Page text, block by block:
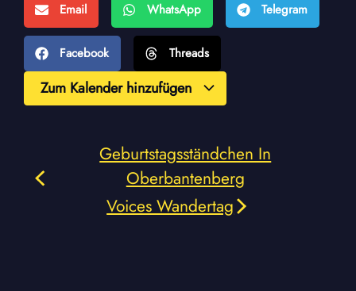
Email WhatsApp Telegram
Facebook Threads
Zum Kalender hinzufügen
Geburtstagsständchen In
Oberbantenberg
Voices Wandertag